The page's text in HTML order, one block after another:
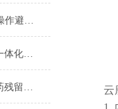
COD氨氮总磷水质检测仪操作避坑指南：这几个步骤直接影响数据准确性
食品安全检测系统有什么一体化配置·2023仪器仪表推荐·山东云唐
2022【云唐制造】茶叶农药残留检测仪多少钱一台@山东云唐仪器仪表制造
云